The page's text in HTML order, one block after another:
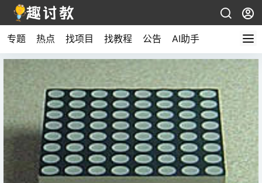
专题 热点 找项目 找教程 公告 AI助手